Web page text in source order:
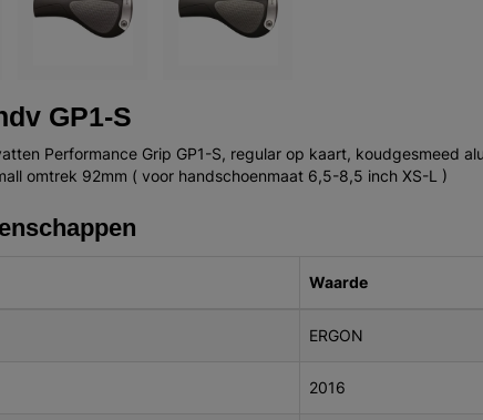
GP1-S
Performance Grip GP1-S, regular op kaart, koudgesmeed
omtrek 92mm ( voor handschoenmaat 6,5-8,5 inch XS-L )
Waarde
ERGON
2016